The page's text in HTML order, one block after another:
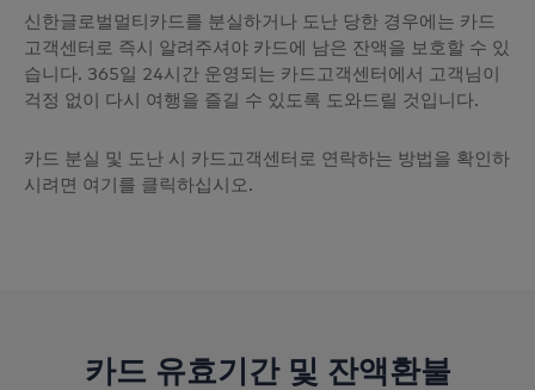
신한글로벌멀티카드를 분실하거나 도난 당한 경우에는 카드
고객센터로 즉시 알려주셔야 카드에 남은 잔액을 보호할 수 있
습니다. 365일 24시간 운영되는 카드고객센터에서 고객님이
걱정 없이 다시 여행을 즐길 수 있도록 도와드릴 것입니다.
카드 분실 및 도난 시 카드고객센터로 연락하는 방법을 확인하
시려면 여기를 클릭하십시오.
카드 유효기간 및 잔액환불